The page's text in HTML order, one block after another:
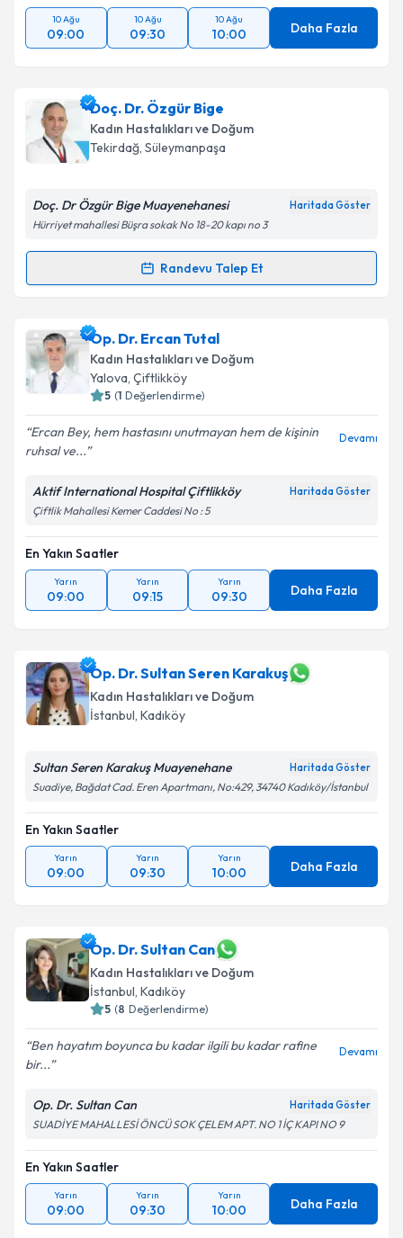
10 Ağu
09:00
10 Ağu
09:30
10 Ağu
10:00 Daha Fazla
Doç. Dr. Özgür Bige
Kadın Hastalıkları ve Doğum
Tekirdağ, Süleymanpaşa
Doç. Dr Özgür Bige Muayenehanesi Haritada Göster
Hürriyet mahallesi Büşra sokak No 18-20 kapı no 3
Randevu Talep Et
Randevu Takvimi Talebi
Doç. Dr. Özgür Bigeiçin randevu takvimi talebi
oluşturun. Size bu uzmandan randevu almanız için bir
takvim hazırlandığında e-posta ile bilgilendireceğiz.
Kişisel verilerimin işlenmesine ilişkin
Aydınlatma
Metni'ni okudum ve kişisel verilerimin belirtilen
kapsamda işlenmesini kabul ediyorum.
Takvim Talebini Gönder
Op. Dr. Ercan Tutal
Kadın Hastalıkları ve Doğum
Yalova, Çiftlikköy
5 (1 Değerlendirme)
Ercan Bey, hem hastasını unutmayan hem de kişinin
ruhsal ve...
Devamı
Aktif International Hospital Çiftlikköy Haritada Göster
Çiftlik Mahallesi Kemer Caddesi No : 5
En Yakın Saatler
Yarın
09:00
Yarın
09:15
Yarın
09:30 Daha Fazla
Op. Dr. Sultan Seren Karakuş
Kadın Hastalıkları ve Doğum
İstanbul, Kadıköy
Sultan Seren Karakuş Muayenehane Haritada Göster
Suadiye, Bağdat Cad. Eren Apartmanı, No:429, 34740 Kadıköy/İstanbul
En Yakın Saatler
Yarın
09:00
Yarın
09:30
Yarın
10:00 Daha Fazla
Op. Dr. Sultan Can
Kadın Hastalıkları ve Doğum
İstanbul, Kadıköy
5 (8 Değerlendirme)
Ben hayatım boyunca bu kadar ilgili bu kadar rafine
bir...
Devamı
Op. Dr. Sultan Can Haritada Göster
SUADİYE MAHALLESİ ÖNCÜ SOK ÇELEM APT. NO 1 İÇ KAPI NO 9
En Yakın Saatler
Yarın
09:00
Yarın
09:30
Yarın
10:00 Daha Fazla